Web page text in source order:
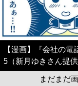
【漫画】『会社の電
5（新月ゆきさん提供
まだまだ